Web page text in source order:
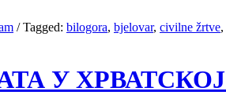
/Tagged: bilogora, bjelovar, civilne žrtve,
У ХРВАТСКОЈ